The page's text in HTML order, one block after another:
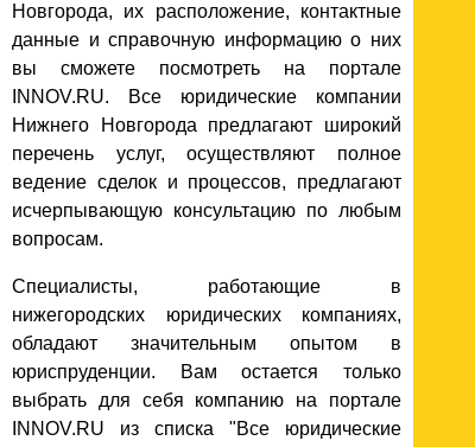
Новгорода, их расположение, контактные
данные и справочную информацию о них
вы сможете посмотреть на портале
INNOV.RU. Все юридические компании
Нижнего Новгорода предлагают широкий
перечень услуг, осуществляют полное
ведение сделок и процессов, предлагают
исчерпывающую консультацию по любым
вопросам.
Специалисты, работающие в
нижегородских юридических компаниях,
обладают значительным опытом в
юриспруденции. Вам остается только
выбрать для себя компанию на портале
INNOV.RU из списка "Все юридические